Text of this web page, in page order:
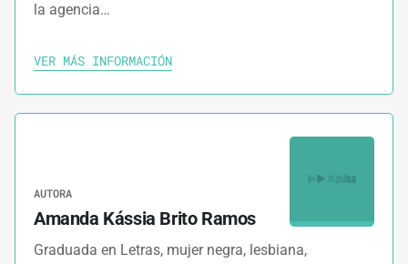
la agencia…
VER MÁS INFORMACIÓN
AUTORA
Amanda Kássia Brito Ramos
Graduada en Letras, mujer negra, lesbiana,